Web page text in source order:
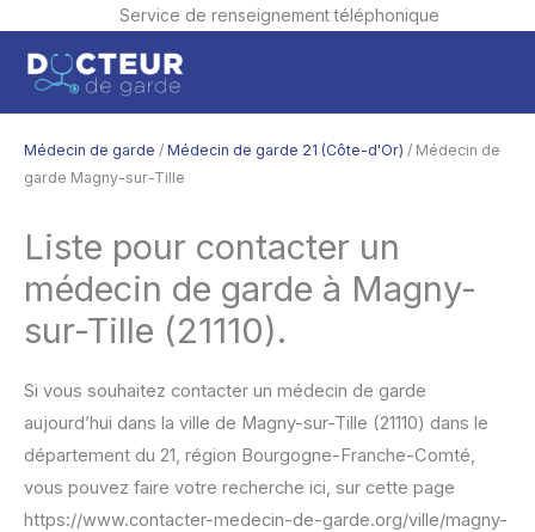
Service de renseignement téléphonique
contenu
Médecin de garde / Médecin de garde 21 (Côte-d'Or) / Médecin de
garde Magny-sur-Tille
Liste pour contacter un
médecin de garde à Magny-
sur-Tille (21110).
Si vous souhaitez contacter un médecin de garde
aujourd’hui dans la ville de Magny-sur-Tille (21110) dans le
département du 21, région Bourgogne-Franche-Comté,
vous pouvez faire votre recherche ici, sur cette page
https://www.contacter-medecin-de-garde.org/ville/magny-